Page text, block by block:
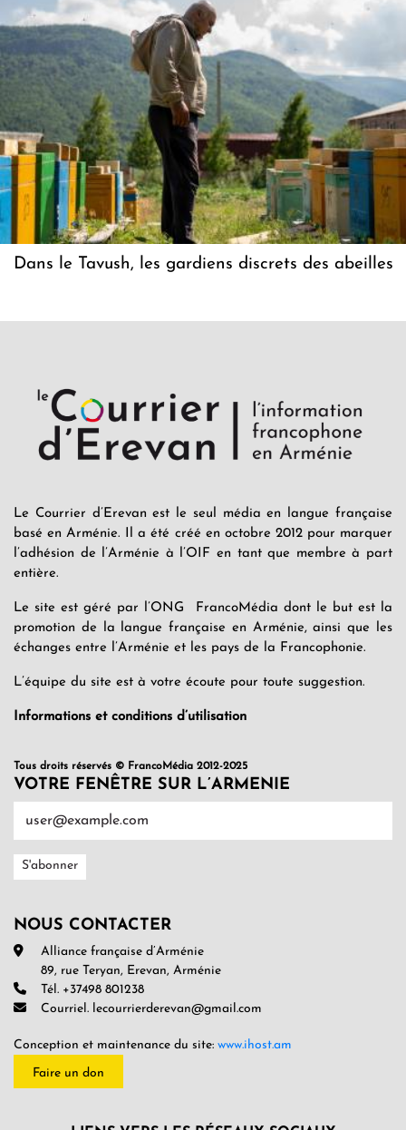
Dans le Tavush, les gardiens discrets des abeilles
Le Courrier d’Erevan est le seul média en langue française
basé en Arménie. Il a été créé en octobre 2012 pour marquer
l’adhésion de l’Arménie à l’OIF en tant que membre à part
entière.
Le site est géré par l’ONG FrancoMédia dont le but est la
promotion de la langue française en Arménie, ainsi que les
échanges entre l’Arménie et les pays de la Francophonie.
L’équipe du site est à votre écoute pour toute suggestion.
Informations et conditions d’utilisation
Tous droits réservés © FrancoMédia 2012-2025
VOTRE FENÊTRE SUR L’ARMENIE
NOUS CONTACTER
Alliance française d’Arménie
89, rue Teryan, Erevan, Arménie
Tél. +37498 801238
Courriel. lecourrierderevan@gmail.com
Conception et maintenance du site: www.ihost.am
Faire un don